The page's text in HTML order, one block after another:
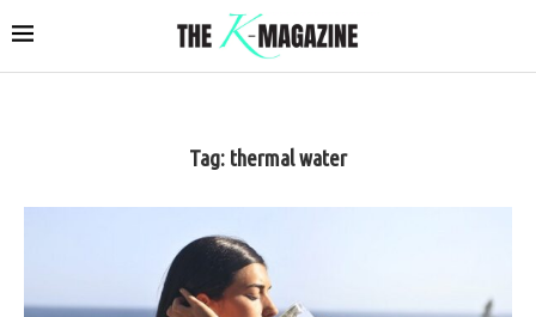
Tag: thermal water